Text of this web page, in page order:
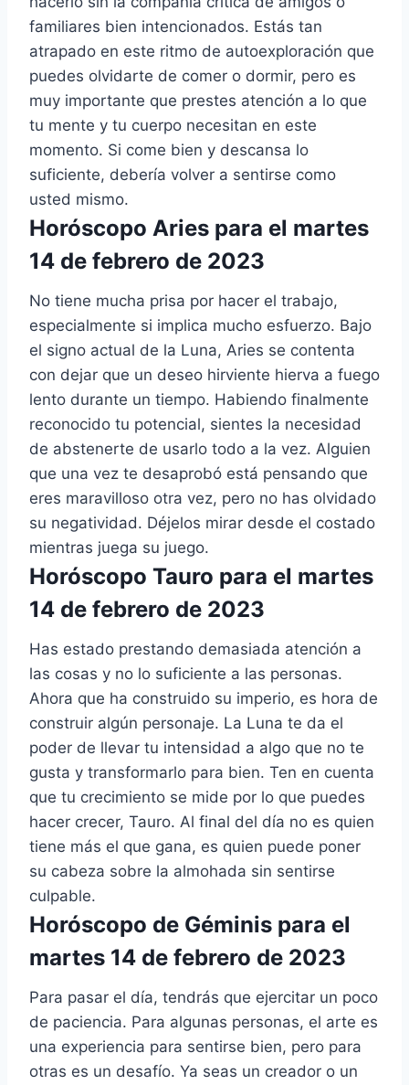
familiares bien intencionados. Estás tan
atrapado en este ritmo de autoexploración que
puedes olvidarte de comer o dormir, pero es
muy importante que prestes atención a lo que
tu mente y tu cuerpo necesitan en este
momento. Si come bien y descansa lo
suficiente, debería volver a sentirse como
usted mismo.
Horóscopo Aries para el martes
14 de febrero de 2023
No tiene mucha prisa por hacer el trabajo,
especialmente si implica mucho esfuerzo. Bajo
el signo actual de la Luna, Aries se contenta
con dejar que un deseo hirviente hierva a fuego
lento durante un tiempo. Habiendo finalmente
reconocido tu potencial, sientes la necesidad
de abstenerte de usarlo todo a la vez. Alguien
que una vez te desaprobó está pensando que
eres maravilloso otra vez, pero no has olvidado
su negatividad. Déjelos mirar desde el costado
mientras juega su juego.
Horóscopo Tauro para el martes
14 de febrero de 2023
Has estado prestando demasiada atención a
las cosas y no lo suficiente a las personas.
Ahora que ha construido su imperio, es hora de
construir algún personaje. La Luna te da el
poder de llevar tu intensidad a algo que no te
gusta y transformarlo para bien. Ten en cuenta
que tu crecimiento se mide por lo que puedes
hacer crecer, Tauro. Al final del día no es quien
tiene más el que gana, es quien puede poner
su cabeza sobre la almohada sin sentirse
culpable.
Horóscopo de Géminis para el
martes 14 de febrero de 2023
Para pasar el día, tendrás que ejercitar un poco
de paciencia. Para algunas personas, el arte es
una experiencia para sentirse bien, pero para
otras es un desafío. Ya seas un creador o un